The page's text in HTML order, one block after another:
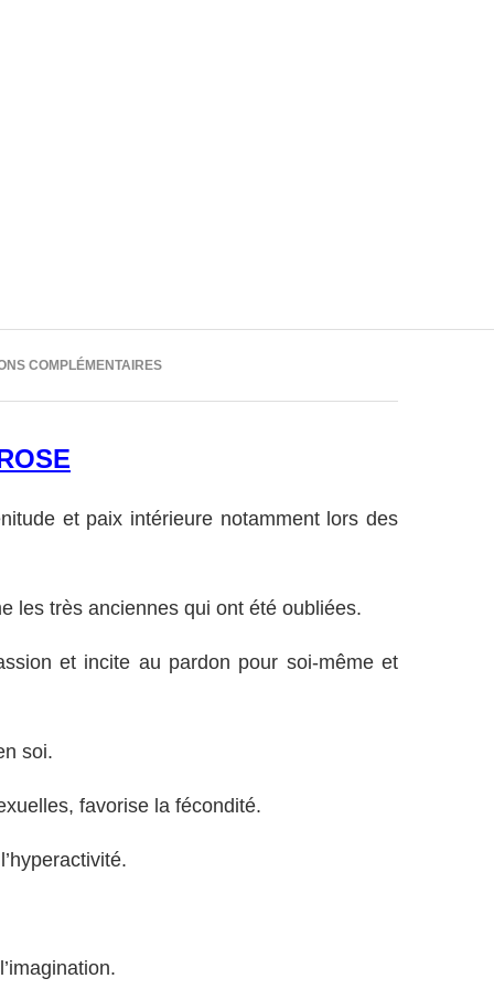
COMPLÉMENTAIRES
et paix intérieure notamment lors des
les très anciennes qui ont été oubliées.
et incite au pardon pour soi-même et
soi.
favorise la fécondité.